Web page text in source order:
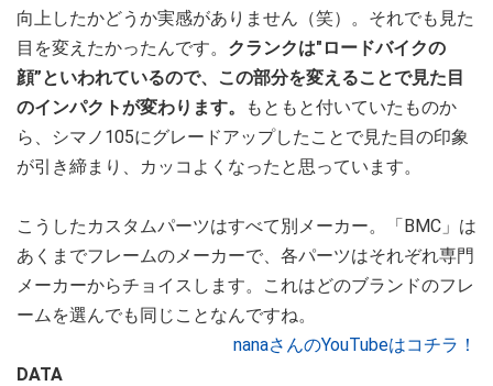
向上したかどうか実感がありません（笑）。それでも見た
目を変えたかったんです。 クランクは"ロードバイクの
顔”といわれているので、この部分を変えることで見た目
のインパクトが変わります。
もともと付いていたものか
ら、シマノ105にグレードアップしたことで見た目の印象
が引き締まり、カッコよくなったと思っています。
こうしたカスタムパーツはすべて別メーカー。「BMC」は
あくまでフレームのメーカーで、各パーツはそれぞれ専門
メーカーからチョイスします。これはどのブランドのフレ
ームを選んでも同じことなんですね。
nanaさんのYouTubeはコチラ！
DATA